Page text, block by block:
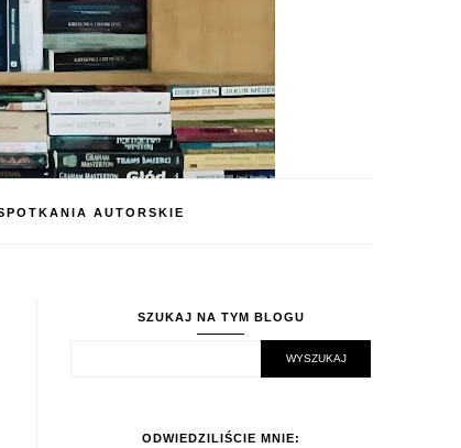
AUTORSKIE
SZUKAJ NA TYM BLOGU
ODWIEDZILIŚCIE MNIE: